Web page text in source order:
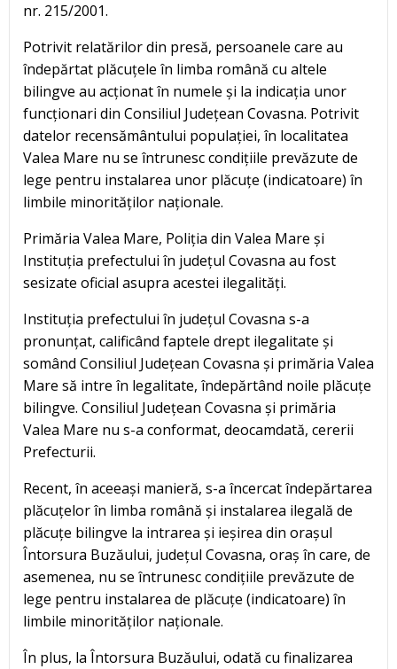
nr. 215/2001.
Potrivit relatărilor din presă, persoanele care au
îndepărtat plăcuțele în limba română cu altele
bilingve au acționat în numele și la indicația unor
funcționari din Consiliul Județean Covasna. Potrivit
datelor recensământului populației, în localitatea
Valea Mare nu se întrunesc condițiile prevăzute de
lege pentru instalarea unor plăcuțe (indicatoare) în
limbile minorităților naționale.
Primăria Valea Mare, Poliția din Valea Mare și
Instituția prefectului în județul Covasna au fost
sesizate oficial asupra acestei ilegalități.
Instituția prefectului în județul Covasna s-a
pronunțat, calificând faptele drept ilegalitate și
somând Consiliul Județean Covasna și primăria Valea
Mare să intre în legalitate, îndepărtând noile plăcuțe
bilingve. Consiliul Județean Covasna și primăria
Valea Mare nu s-a conformat, deocamdată, cererii
Prefecturii.
Recent, în aceeași manieră, s-a încercat îndepărtarea
plăcuțelor în limba română și instalarea ilegală de
plăcuțe bilingve la intrarea și ieșirea din orașul
Întorsura Buzăului, județul Covasna, oraș în care, de
asemenea, nu se întrunesc condițiile prevăzute de
lege pentru instalarea de plăcuțe (indicatoare) în
limbile minorităților naționale.
În plus, la Întorsura Buzăului, odată cu finalizarea